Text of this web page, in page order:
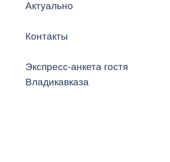
Актуально
Контакты
Экспресс-анкета гостя
Владикавказа